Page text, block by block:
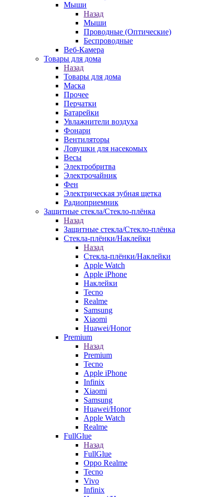
Мыши
Назад
Мыши
Проводные (Оптические)
Беспроводные
Веб-Камера
Товары для дома
Назад
Товары для дома
Маска
Прочее
Перчатки
Батарейки
Увлажнители воздуха
Фонари
Вентиляторы
Ловушки для насекомых
Весы
Электробритва
Электрочайник
Фен
Электрическая зубная щетка
Радиоприемник
Защитные стекла/Стекло-плёнка
Назад
Защитные стекла/Стекло-плёнка
Стекла-плёнки/Наклейки
Назад
Стекла-плёнки/Наклейки
Apple Watch
Apple iPhone
Наклейки
Tecno
Realme
Samsung
Xiaomi
Huawei/Honor
Premium
Назад
Premium
Tecno
Apple iPhone
Infinix
Xiaomi
Samsung
Huawei/Honor
Apple Watch
Realme
FullGlue
Назад
FullGlue
Oppo Realme
Tecno
Vivo
Infinix